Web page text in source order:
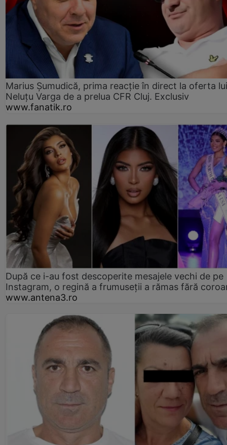
Marius Șumudică, prima reacție în direct la oferta lui
Neluțu Varga de a prelua CFR Cluj. Exclusiv
www.fanatik.ro
După ce i-au fost descoperite mesajele vechi de pe
Instagram, o regină a frumuseții a rămas fără
www.antena3.ro